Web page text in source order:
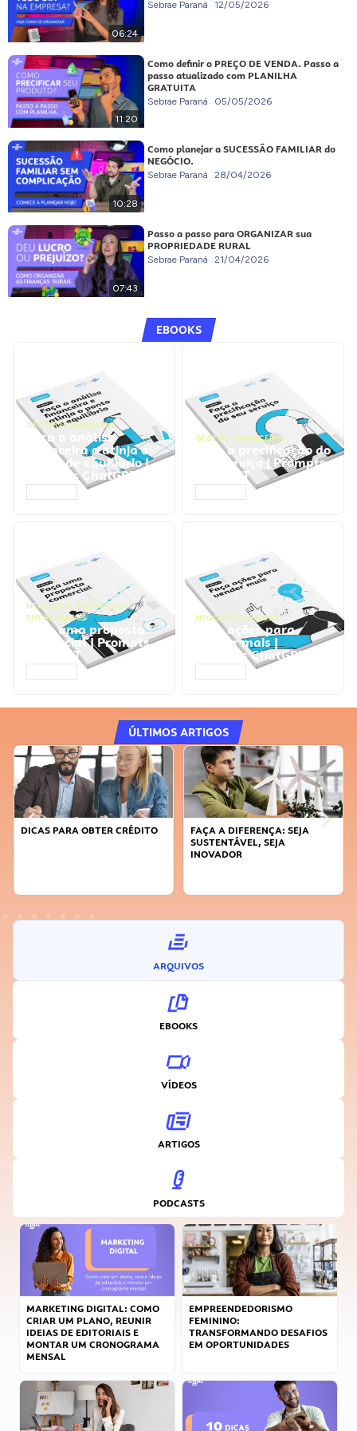
06:24
Sebrae Paraná 12/05/2026
11:20
Como definir o PREÇO DE VENDA. Passo a
passo atualizado com PLANILHA
GRATUITA
Sebrae Paraná 05/05/2026
10:28
Como planejar a SUCESSÃO FAMILIAR do
NEGÓCIO.
Sebrae Paraná 28/04/2026
07:43
Passo a passo para ORGANIZAR sua
PROPRIEDADE RURAL
Sebrae Paraná 21/04/2026
EBOOKS
GESTÃO FINANCEIRA
Faça a análise
financeira e atinja o
ponto de equilíbrio |
Prompts ChatGPT
GESTÃO FINANCEIRA
Faça a precificação do
seu serviço | Prompts
ChatGPT
NEGÓCIOS, PROCESSOS
EMPRESARIAIS
Faça uma proposta
comercial | Prompts
ChatGPT
NEGÓCIOS, VENDAS
Faça ações para
vender mais |
Prompts ChatGPT
ÚLTIMOS ARTIGOS
DICAS PARA OBTER CRÉDITO
FAÇA A DIFERENÇA: SEJA
SUSTENTÁVEL, SEJA
INOVADOR
ARQUIVOS
EBOOKS
VÍDEOS
ARTIGOS
PODCASTS
MARKETING DIGITAL: COMO
CRIAR UM PLANO, REUNIR
IDEIAS DE EDITORIAIS E
MONTAR UM CRONOGRAMA
MENSAL
EMPREENDEDORISMO
FEMININO:
TRANSFORMANDO DESAFIOS
EM OPORTUNIDADES